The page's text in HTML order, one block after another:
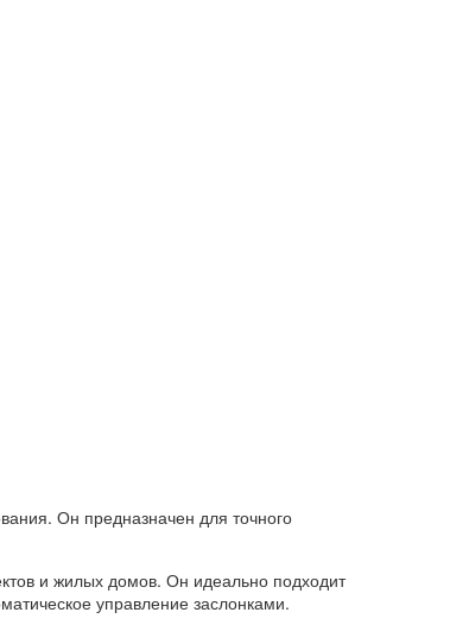
Он предназначен для точного
и жилых домов. Он идеально подходит
управление заслонками.